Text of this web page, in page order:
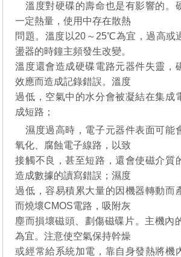
溫度對硬碟的壽命也是有影響的。
一定熱量，使用中存在散熱
問題。溫度以20～25℃為宜，過高或
盪器的時鐘主頻發生改變。
溫度還會造成硬碟電路元器件失靈，
效應而造成記錄錯誤。溫度
過低，空氣中的水分會被凝結在集成
成短路；
濕度過高時，電子元器件表面可能
氧化、腐蝕電子線路，以致
接觸不良，甚至短路，還會使磁介質
造成數據的讀寫錯誤；濕度
過低，容易積累大量的因機器轉動而
而燒壞CMOS電路，吸附灰
塵而損壞磁頭、劃傷磁碟片。主機內
為宜。注意使空氣保持幹燥
或經常給系統加電，靠自身發熱將機